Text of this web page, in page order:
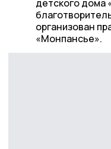
детского дома
организован
«Монпансье».